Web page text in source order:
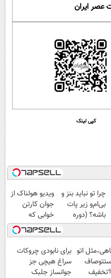
عصر ایران
کپی لینک
چرا تو نباید بنز و
بی‌ام‌و زیر پات
باشه؟ (دوره
رایگان درآمد
میلیاردی)
ویدیو هولناک از
جوان کارتن
خوابی که
میلیاردر شد.
آموزش رایگان
اتو برای نابودی چروکات
سراغ هیچی جز
جوانساز جلبک